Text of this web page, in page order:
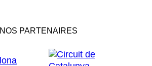
NOS PARTENAIRES